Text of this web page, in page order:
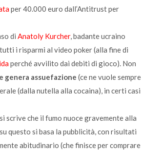
per 40.000 euro dall’Antitrust per
di Anatoly Kurcher, badante ucraino
i risparmi al video poker (alla fine di
perché avvilito dai debiti di gioco). Non
genera assuefazione (ce ne vuole sempre
(dalla nutella alla cocaina), in certi casi
scrive che il fumo nuoce gravemente alla
questo si basa la pubblicità, con risultati
abitudinario (che finisce per comprare